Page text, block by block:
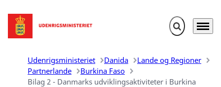
Gå til forsiden Fold søgefelt
Menu
Udenrigsministeriet Danida
Lande og Regioner
Partnerlande
Burkina Faso
Bilag 2 - Danmarks udviklingsaktiviteter i Burkina